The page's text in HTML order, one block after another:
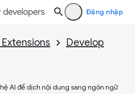
Đăng nhập
Develop
AI để dịch nội dung sang ngôn ngữ